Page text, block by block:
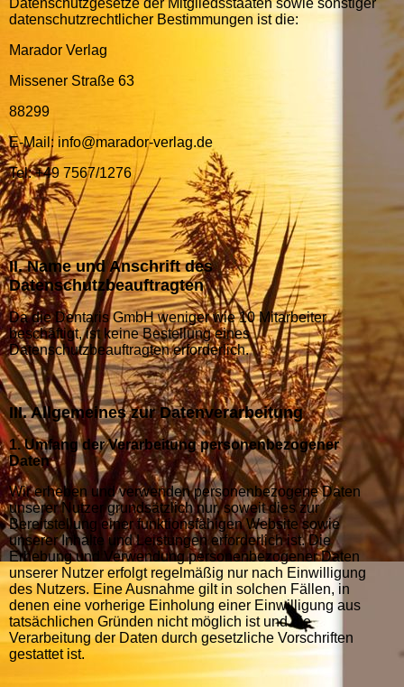
Datenschutzgesetze der Mitgliedsstaaten sowie sonstiger
datenschutzrechtlicher Bestimmungen ist die:
Marador Verlag
Missener Straße 63
88299
E-Mail: info@marador-verlag.de
Tel: +49 7567/1276
II. Name und Anschrift des
Datenschutzbeauftragten
Da die Dentaris GmbH weniger wie 10 Mitarbeiter
beschäftigt, ist keine Bestellung eines
Datenschutzbeauftragten erforderlich.
III. Allgemeines zur Datenverarbeitung
1. Umfang der Verarbeitung personenbezogener
Daten
Wir erheben und verwenden personenbezogene Daten
unserer Nutzer grundsätzlich nur, soweit dies zur
Bereitstellung einer funktionsfähigen Website sowie
unserer Inhalte und Leistungen erforderlich ist. Die
Erhebung und Verwendung personenbezogener Daten
unserer Nutzer erfolgt regelmäßig nur nach Einwilligung
des Nutzers. Eine Ausnahme gilt in solchen Fällen, in
denen eine vorherige Einholung einer Einwilligung aus
tatsächlichen Gründen nicht möglich ist und die
Verarbeitung der Daten durch gesetzliche Vorschriften
gestattet ist.